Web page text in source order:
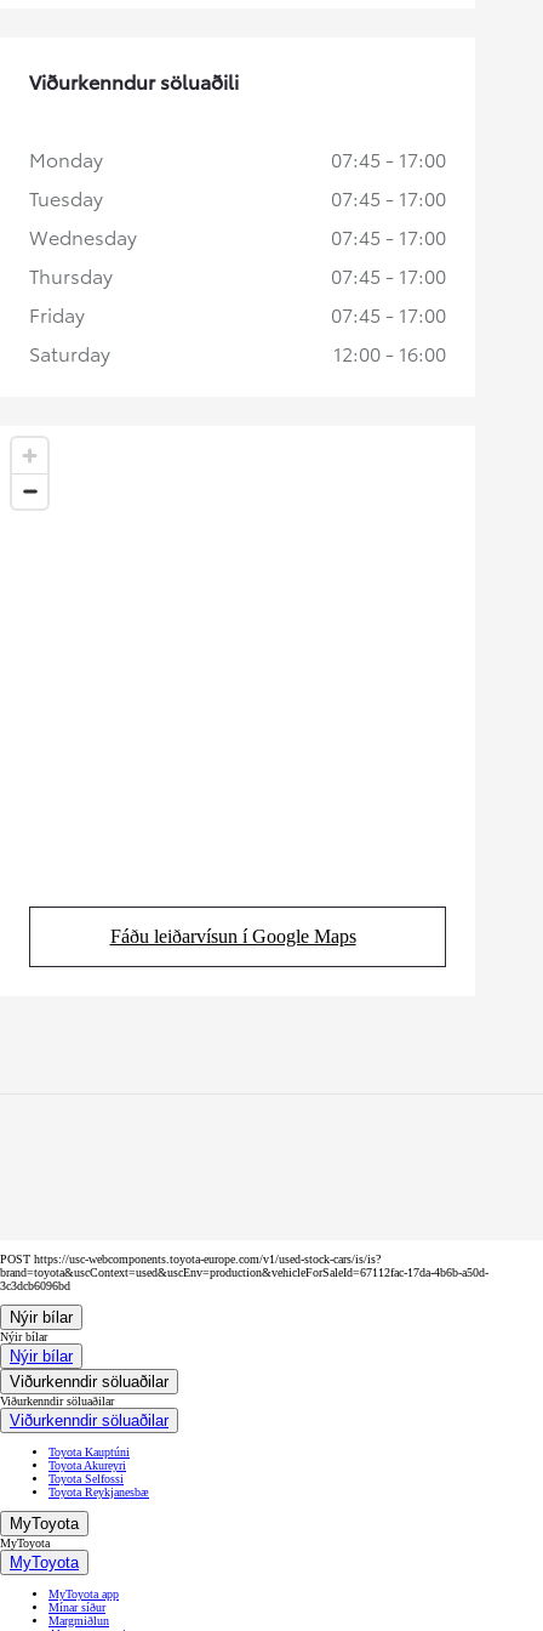
Fáðu leiðarvísun í Google Maps
(Opens in new tab)
Viðurkenndur söluaðili
Monday
07:45 - 17:00
Tuesday
07:45 - 17:00
Wednesday
07:45 - 17:00
Thursday
07:45 - 17:00
Friday
07:45 - 17:00
Saturday
12:00 - 16:00
POST https://usc-webcomponents.toyota-europe.com/v1/used-stock-cars/is/is?
brand=toyota&uscContext=used&uscEnv=production&vehicleForSaleId=67112fac-17da-4b6b-a50d-
3c3dcb6096bd
Nýir bílar
Nýir bílar
Nýir bílar
Viðurkenndir söluaðilar
Viðurkenndir söluaðilar
Viðurkenndir söluaðilar
Toyota Kauptúni
Toyota Akureyri
Toyota Selfossi
Toyota Reykjanesbæ
MyToyota
MyToyota
MyToyota
MyToyota app
Mínar síður
Margmiðlun